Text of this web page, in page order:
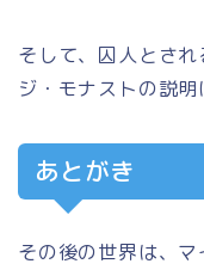
そして、囚人とさ
ジ・モナストの説明
あとがき
その後の世界は、